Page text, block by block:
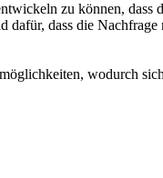
zu können, dass
dass die
wodurch